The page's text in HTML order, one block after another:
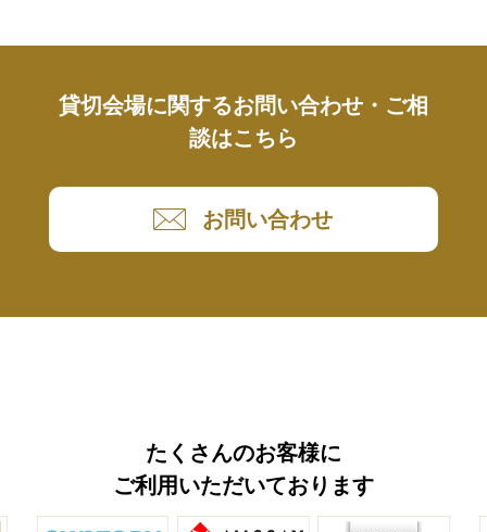
貸切会場に関するお問い合わせ・ご相
談はこちら
お問い合わせ
たくさんのお客様に
ご利用いただいております